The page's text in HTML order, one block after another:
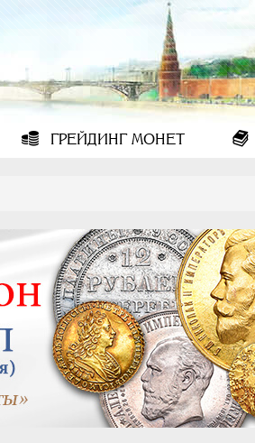
ГРЕЙДИНГМОНЕТ